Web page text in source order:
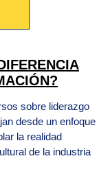
sobre liderazgo
desde un enfoque
la realidad
de la industria